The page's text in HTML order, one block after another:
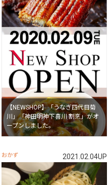
【NEWSHOP】「うなぎ四代目菊
川」「神田明神下喜川 割烹」がオ
ープンしました。
おかず 2021.02.04UP